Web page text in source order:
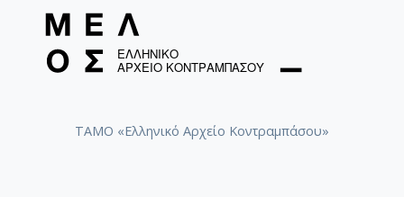
ΤΑΜΟ «Ελληνικό Αρχείο Κοντραμπάσου»